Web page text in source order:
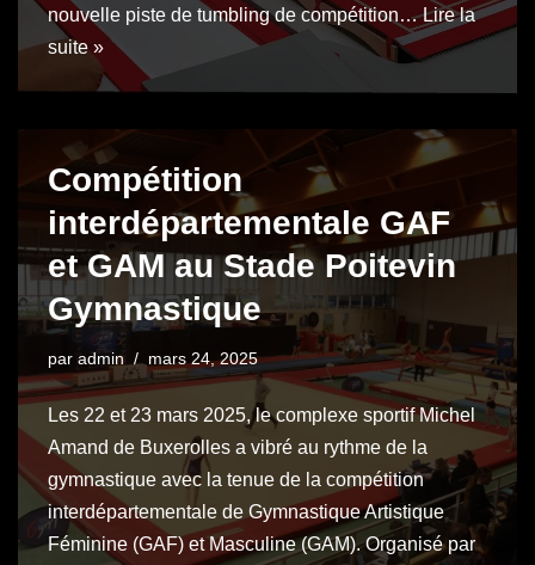
nouvelle piste de tumbling de compétition…Lire la
suite »
Compétition
interdépartementale GAF
et GAM au Stade Poitevin
Gymnastique
par admin mars 24, 2025
Les 22 et 23 mars 2025, le complexe sportif Michel
Amand de Buxerolles a vibré au rythme de la
gymnastique avec la tenue de la compétition
interdépartementale de Gymnastique Artistique
Féminine (GAF) et Masculine (GAM). Organisé par